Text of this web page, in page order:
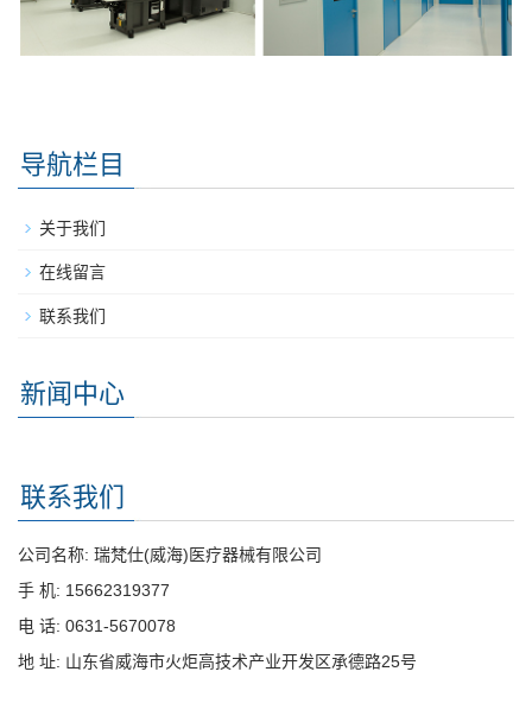
导航栏目
关于我们
在线留言
联系我们
新闻中心
联系我们
公司名称: 瑞梵仕(威海)医疗器械有限公司
手 机: 15662319377
电 话: 0631-5670078
地 址: 山东省威海市火炬高技术产业开发区承德路25号